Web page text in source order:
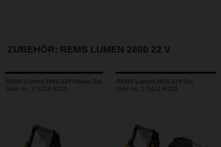
ZUBEHÖR: REMS LUMEN 2800 22 V
REMS Lumen 2800 22V Power-Set
Ürün no. 175210 R220
REMS Lumen 2800 22V Set
Ürün no. 175211 R220